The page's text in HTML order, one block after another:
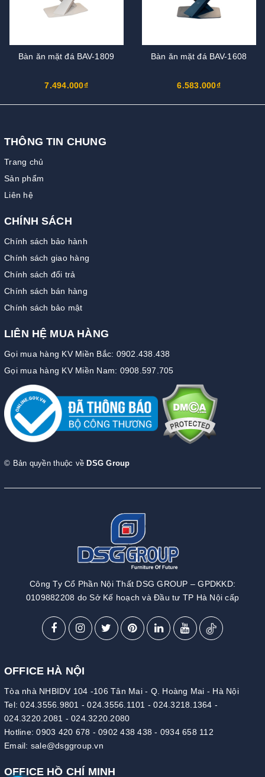
Bàn ăn mặt đá BAV-1809
7.494.000₫
Bàn ăn mặt đá BAV-1608
6.583.000₫
THÔNG TIN CHUNG
Trang chủ
Sản phẩm
Liên hệ
CHÍNH SÁCH
Chính sách bảo hành
Chính sách giao hàng
Chính sách đổi trả
Chính sách bán hàng
Chính sách bảo mật
LIÊN HỆ MUA HÀNG
Gọi mua hàng KV Miền Bắc: 0902.438.438
Gọi mua hàng KV Miền Nam: 0908.597.705
© Bản quyền thuộc về DSG Group
Công Ty Cổ Phần Nội Thất DSG GROUP – GPDKKD:
0109882208 do Sở Kế hoạch và Đầu tư TP Hà Nội cấp
OFFICE HÀ NỘI
Tòa nhà NHBIDV 104 -106 Tân Mai - Q. Hoàng Mai - Hà Nội
Tel:024.3556.9801 -024.3556.1101 -024.3218.1364 -
024.3220.2081 - 024.3220.2080
Hotline:0903 420 678 - 0902 438 438 - 0934 658 112
Email: sale@dsggroup.vn
OFFICE HỒ CHÍ MINH